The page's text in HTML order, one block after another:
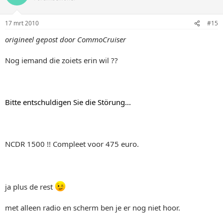
17 mrt 2010 #15
origineel gepost door CommoCruiser
Nog iemand die zoiets erin wil ??
Bitte entschuldigen Sie die Störung...
NCDR 1500 !! Compleet voor 475 euro.
ja plus de rest
met alleen radio en scherm ben je er nog niet hoor.